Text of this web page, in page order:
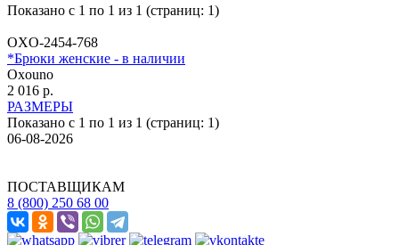
Показано с 1 по 1 из 1 (страниц: 1)
OXO-2454-768
*Брюки женские - в наличии
Oxouno
2 016 р.
РАЗМЕРЫ
Показано с 1 по 1 из 1 (страниц: 1)
06-08-2026
ПОСТАВЩИКАМ
8 (800) 250 68 00